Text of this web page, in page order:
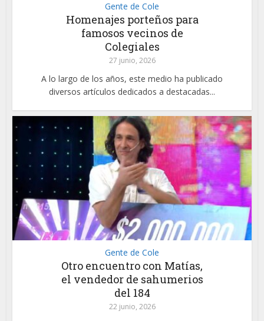
Gente de Cole
Homenajes porteños para
famosos vecinos de
Colegiales
27 junio, 2026
A lo largo de los años, este medio ha publicado
diversos artículos dedicados a destacadas...
Gente de Cole
Otro encuentro con Matías,
el vendedor de sahumerios
del 184
22 junio, 2026